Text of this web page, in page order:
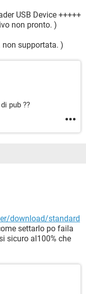
USB Device +++++
non pronto. )
non supportata. )
pub ??
download/standard
settarlo po faila
sicuro al100% che